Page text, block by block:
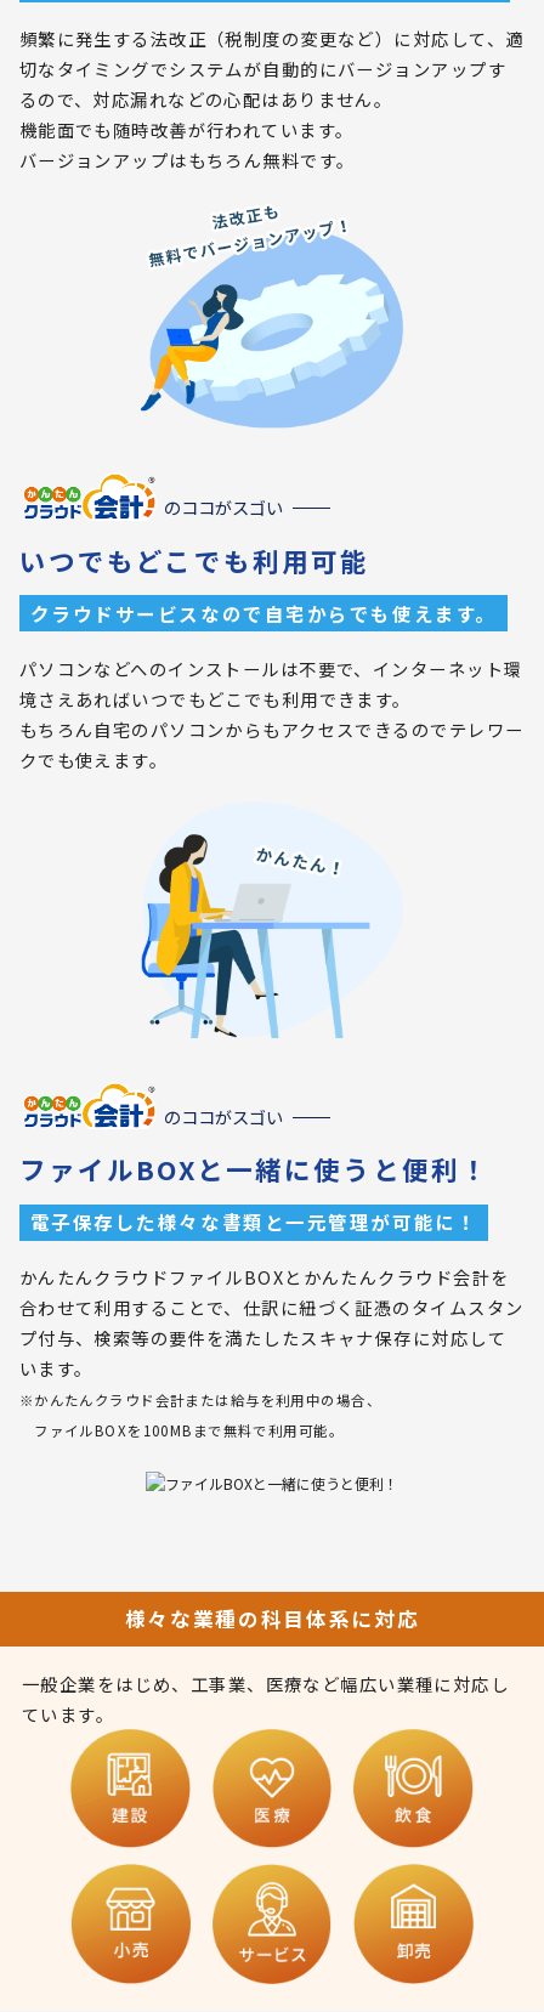
頻繁に発生する法改正（税制度の変更など）に対応して、適
切なタイミングでシステムが自動的にバージョンアップす
るので、対応漏れなどの心配はありません。
機能面でも随時改善が行われています。
バージョンアップはもちろん無料です。
のココがスゴい
いつでもどこでも利用可能
クラウドサービスなので自宅からでも使えます。
パソコンなどへのインストールは不要で、インターネット環
境さえあればいつでもどこでも利用できます。
もちろん自宅のパソコンからもアクセスできるのでテレワー
クでも使えます。
のココがスゴい
ファイルBOXと一緒に使うと便利！
電子保存した様々な書類と一元管理が可能に！
かんたんクラウドファイルBOXとかんたんクラウド会計を
合わせて利用することで、仕訳に紐づく証憑のタイムスタン
プ付与、検索等の要件を満たしたスキャナ保存に対応して
います。
※かんたんクラウド会計または給与を利用中の場合、
ファイルBOXを100MBまで無料で利用可能。
様々な業種の科目体系に対応
一般企業をはじめ、工事業、医療など幅広い業種に対応し
ています。